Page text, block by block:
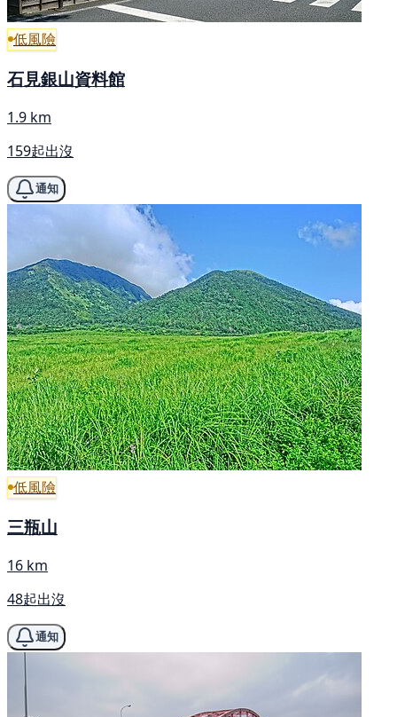
低風險
石見銀山資料館
1.9 km
159起出沒
通知
低風險
三瓶山
16 km
48起出沒
通知